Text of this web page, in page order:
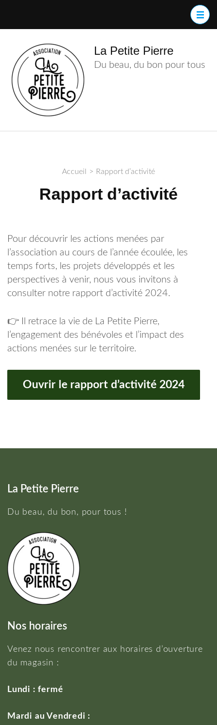
(Pressez
Entrée)
La Petite Pierre
Du beau, du bon pour tous
Accueil > Rapport d’activité
Rapport d’activité
Pour découvrir les actions menées par
l’association au cours de l’année écoulée, les
temps forts, les projets développés et les
perspectives à venir, nous vous invitons à
consulter notre rapport d’activité 2024.
👉 Il retrace la vie de La Petite Pierre,
l’engagement des bénévoles et l’impact des
actions menées sur le territoire.
Ouvrir le rapport d’activité 2024
La Petite Pierre
Du beau, du bon, pour tous !
Nos horaires
Venez nous rencontrer aux horaires d’ouverture
du magasin :
Lundi : fermé
Mardi au Vendredi :